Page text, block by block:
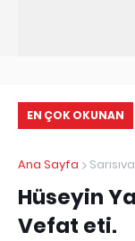
EN ÇOK OKUNAN
İletişim Bilgileri I
Ana Sayfa
Hüseyin
Vefat eti.